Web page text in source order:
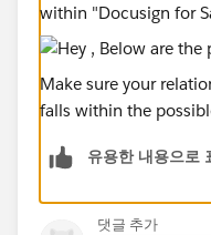
within "Docusign for
Make sure your
falls within the
유용한 내용으로
댓글 추가